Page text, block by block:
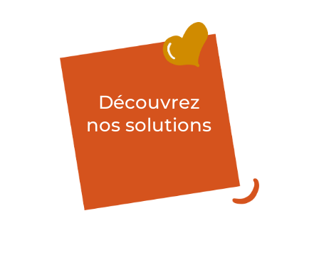
Découvrez
nos solutions